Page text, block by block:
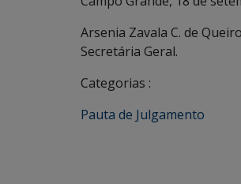
Arsenia Zavala C. de
Secretária Geral.
Categorias :
Pauta de Julgamento